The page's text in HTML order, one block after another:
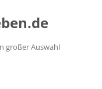
großer Auswahl